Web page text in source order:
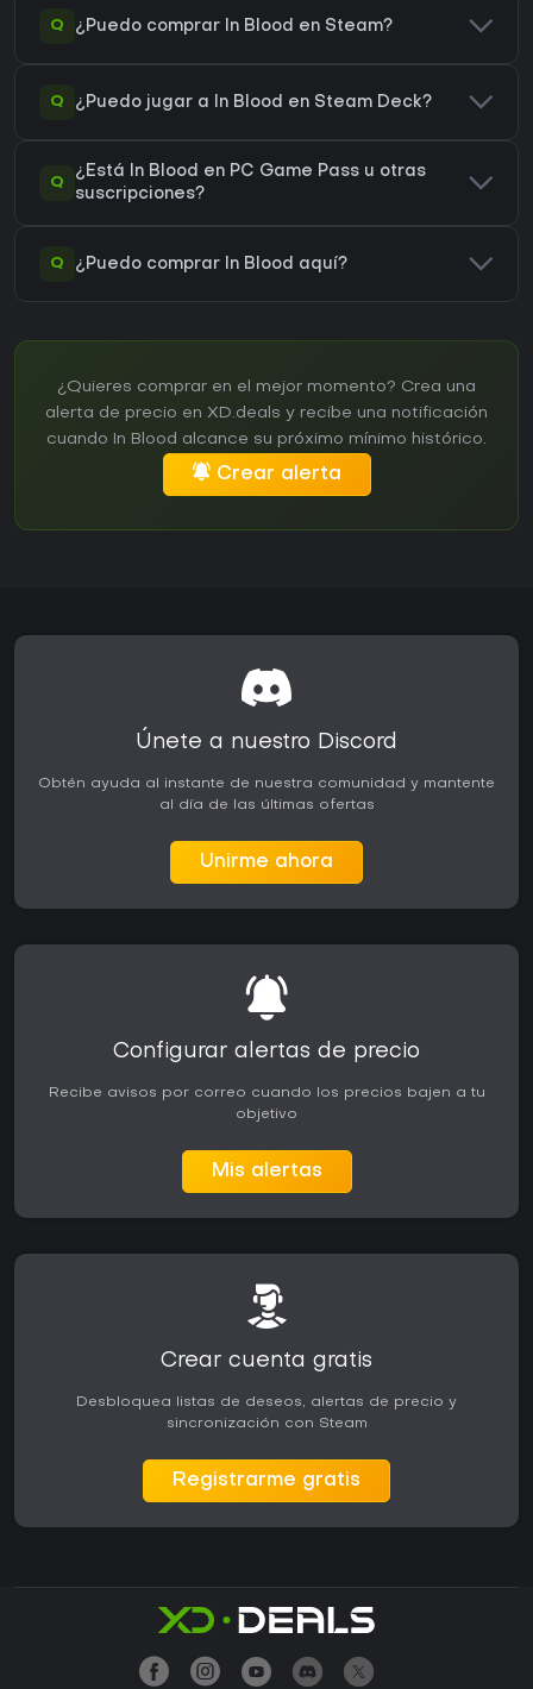
Q ¿Puedo comprar In Blood en Steam?
Q ¿Puedo jugar a In Blood en Steam Deck?
Q
¿Está In Blood en PC Game Pass u otras
suscripciones?
Q ¿Puedo comprar In Blood aquí?
¿Quieres comprar en el mejor momento? Crea una
alerta de precio en XD.deals y recibe una notificación
cuando In Blood alcance su próximo mínimo histórico.
Crear alerta
Únete a nuestro Discord
Obtén ayuda al instante de nuestra comunidad y mantente
al día de las últimas ofertas
Unirme ahora
Configurar alertas de precio
Recibe avisos por correo cuando los precios bajen a tu
objetivo
Mis alertas
Crear cuenta gratis
Desbloquea listas de deseos, alertas de precio y
sincronización con Steam
Registrarme gratis